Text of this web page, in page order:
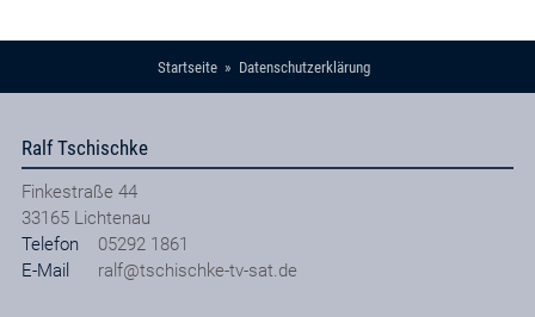
Startseite Datenschutzerklärung
Ralf Tschischke
Finkestraße 44
33165 Lichtenau
Telefon
05292 1861
E-Mail
ralf@tschischke-tv-sat.de